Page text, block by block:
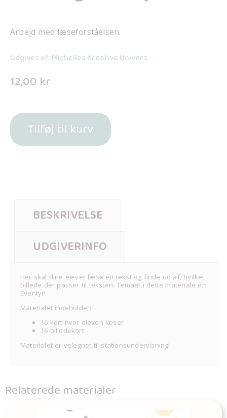
Arbejd med læseforståelsen.
Udgives af: Michelles Kreative Univers
12,00 kr
Tilføj til kurv
BESKRIVELSE
UDGIVERINFO
Her skal dine elever læse en tekst og finde ud af, hvilket
billede der passer til teksten. Temaet i dette materiale er:
Eventyr!
Materialet indeholder:
16 kort hvor eleven læser
16 billedekort
Materialet er velegnet til stationsundervisning!
Relaterede materialer